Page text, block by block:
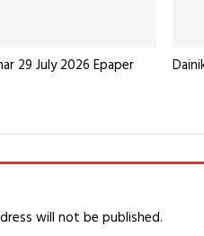
29 July 2026 Epaper
will not be published.